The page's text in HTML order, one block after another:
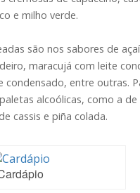
e milho verde.
são nos sabores de
maracujá com leite
condensado, entre outras.
alcoólicas, como a de
cassis e piña colada.